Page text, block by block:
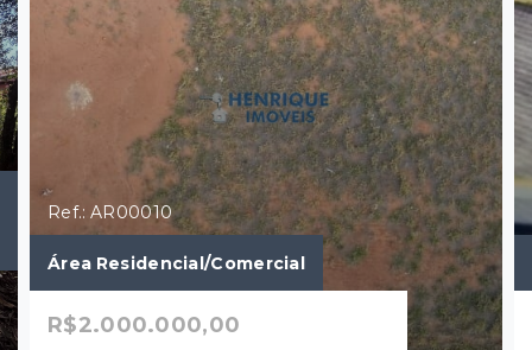
Ref.: AR00010
Área Residencial/Comercial
R$2.000.000,00